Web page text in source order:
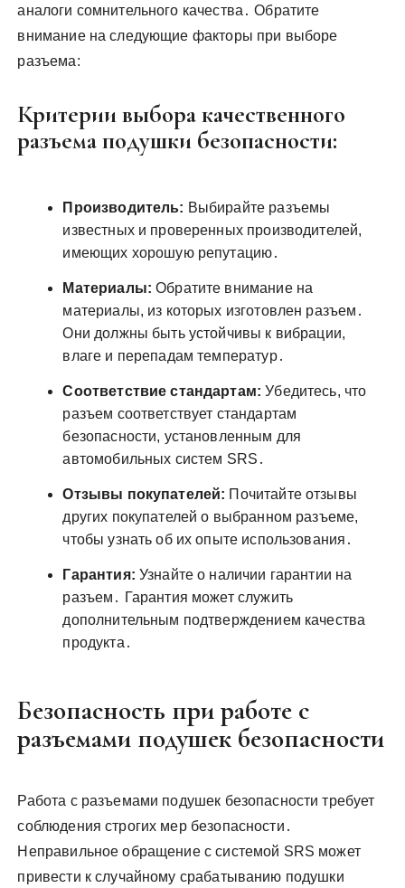
аналоги сомнительного качества․ Обратите
внимание на следующие факторы при выборе
разъема:
Критерии выбора качественного
разъема подушки безопасности:
Производитель: Выбирайте разъемы
известных и проверенных производителей,
имеющих хорошую репутацию․
Материалы: Обратите внимание на
материалы, из которых изготовлен разъем․
Они должны быть устойчивы к вибрации,
влаге и перепадам температур․
Соответствие стандартам: Убедитесь, что
разъем соответствует стандартам
безопасности, установленным для
автомобильных систем SRS․
Отзывы покупателей: Почитайте отзывы
других покупателей о выбранном разъеме,
чтобы узнать об их опыте использования․
Гарантия: Узнайте о наличии гарантии на
разъем․ Гарантия может служить
дополнительным подтверждением качества
продукта․
Безопасность при работе с
разъемами подушек безопасности
Работа с разъемами подушек безопасности требует
соблюдения строгих мер безопасности․
Неправильное обращение с системой SRS может
привести к случайному срабатыванию подушки